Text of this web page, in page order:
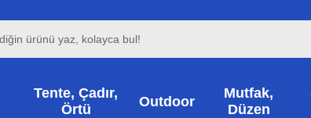
Tente, Çadır,
Örtü
Outdoor
Mutfak,
Düzen